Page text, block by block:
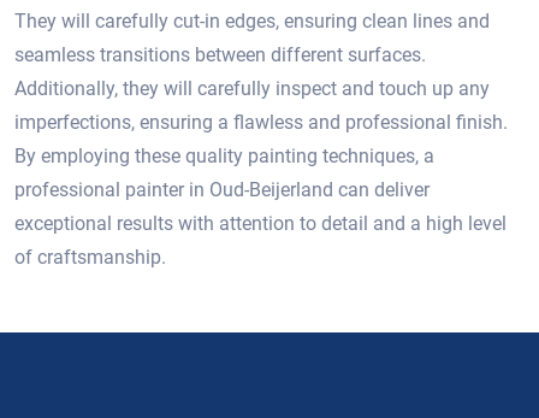
They will carefully cut-in edges, ensuring clean lines and
seamless transitions between different surfaces.​
Additionally, they will carefully inspect and touch up any
imperfections, ensuring a flawless and professional finish.
By employing these quality painting techniques, a
professional painter in Oud-Beijerland can deliver
exceptional results with attention to detail and a high level
of craftsmanship.​